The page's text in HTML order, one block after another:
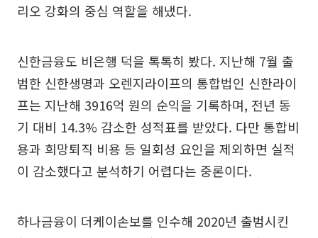
리오 강화의 중심 역할을 해냈다.
신한금융도 비은행 덕을 톡톡히 봤다. 지난해 7월 출
범한 신한생명과 오렌지라이프의 통합법인 신한라이
프는 지난해 3916억 원의 순익을 기록하며, 전년 동
기 대비 14.3% 감소한 성적표를 받았다. 다만 통합비
용과 희망퇴직 비용 등 일회성 요인을 제외하면 실적
이 감소했다고 분석하기 어렵다는 중론이다.
하나금융이 더케이손보를 인수해 2020년 출범시킨